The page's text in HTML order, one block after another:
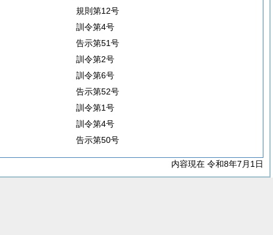
規則第12号
訓令第4号
告示第51号
訓令第2号
訓令第6号
告示第52号
訓令第1号
訓令第4号
告示第50号
内容現在 令和8年7月1日